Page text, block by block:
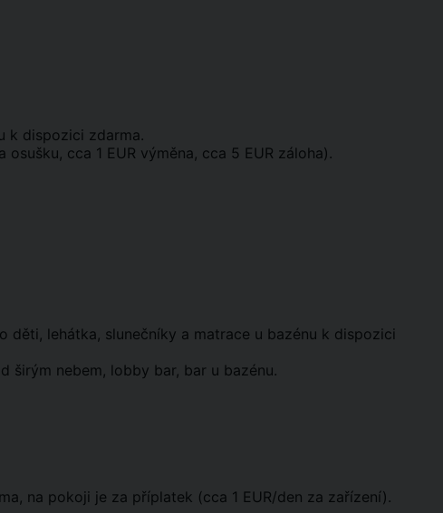
k dispozici zdarma.
cca 1 EUR výměna, cca 5 EUR záloha).
děti, lehátka, slunečníky a matrace u bazénu k dispozici
širým nebem, lobby bar, bar u bazénu.
na pokoji je za příplatek (cca 1 EUR/den za zařízení).